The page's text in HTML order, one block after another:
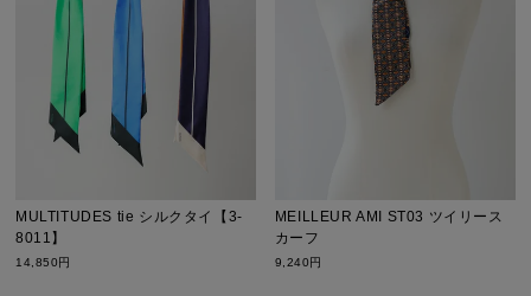
MULTITUDES tie シルクタイ【3-
8011】
14,850円
MEILLEUR AMI ST03 ツイリース
カーフ
9,240円